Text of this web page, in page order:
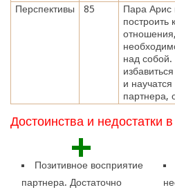
Перспективы
85
Пара Арис
построить
над собой.
и
партнера,
Достоинства и недостатки
+
Позитивное восприятие
партнера. Достаточно